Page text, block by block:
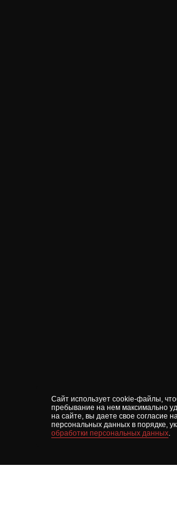
Сайт использует cookie-файлы,
пребывание на нем максимально
на сайте, вы даете свое согласие
персональных данных в порядке,
обработки персональных данных.